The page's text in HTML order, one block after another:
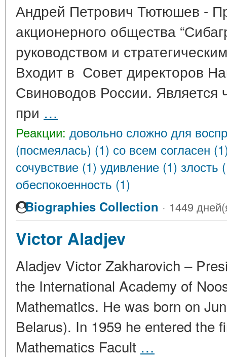
Андрей Петрович Тютюшев -
акционерного общества
руководством и
Входит в Совет директоров
Свиноводов России. Является
при …
Реакции: довольно сложно для
(посмеялась) (1) со всем согласен
сочувствие (1) удивление (1) злость
обеспокоенность (1)
Biographies Collection · 1449
Victor Aladjev
Aladjev Victor Zakharovich –
the International Academy of
Mathematics. He was born on
Belarus). In 1959 he entered the
Mathematics Facult …